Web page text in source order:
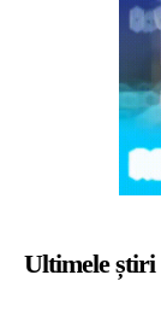
Ultimele știri